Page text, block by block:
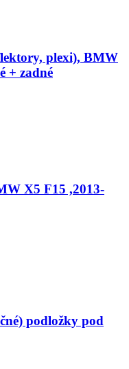
plexi), BMW
+ zadné
X5 F15 ,2013-
podložky pod